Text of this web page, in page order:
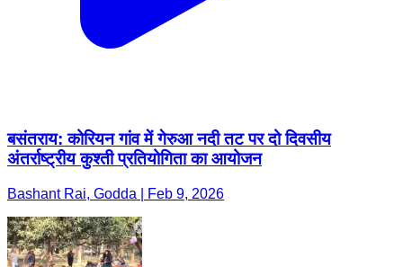
बसंतराय: कोरियन गांव में गेरुआ नदी तट पर दो दिवसीय
अंतर्राष्ट्रीय कुश्ती प्रतियोगिता का आयोजन
Bashant Rai, Godda | Feb 9, 2026